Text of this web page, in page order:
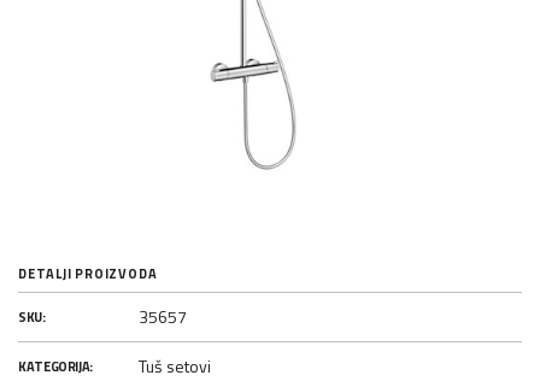
DETALJI PROIZVODA
SKU: 35657
KATEGORIJA: Tuš setovi